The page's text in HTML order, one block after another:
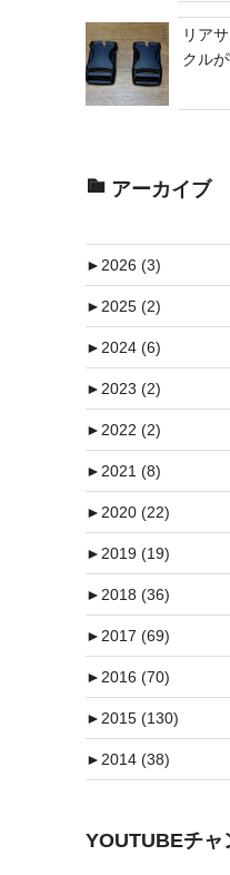
リア
クル
アーカイブ
►2026 (3)
►2025 (2)
►2024 (6)
►2023 (2)
►2022 (2)
►2021 (8)
►2020 (22)
►2019 (19)
►2018 (36)
►2017 (69)
►2016 (70)
►2015 (130)
►2014 (38)
YOUTUBEチャ